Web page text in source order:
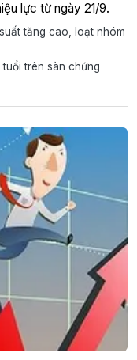
lực từ ngày 21/9.
tăng cao, loạt nhóm
trên sàn chứng